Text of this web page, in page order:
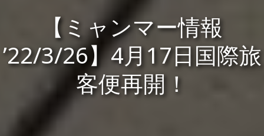
【ミャンマー情報
’22/3/26】4月17日国際旅
客便再開！